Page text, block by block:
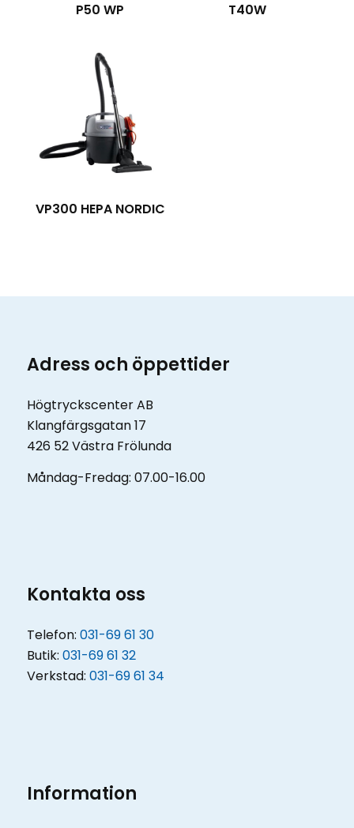
P50 WP T40W
VP300 HEPA NORDIC
Adress och öppettider
Högtryckscenter AB
Klangfärgsgatan 17
426 52 Västra Frölunda
Måndag-Fredag: 07.00-16.00
Kontakta oss
Telefon: 031-69 61 30
Butik: 031-69 61 32
Verkstad: 031-69 61 34
Information